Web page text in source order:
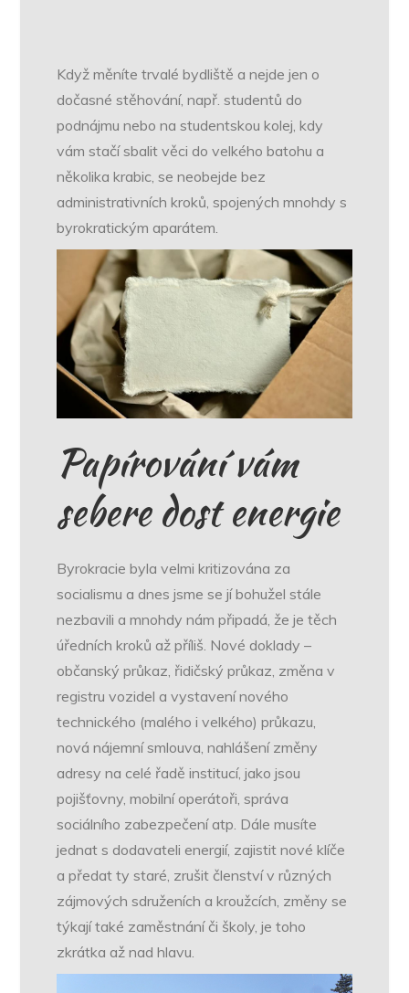
Když měníte trvalé bydliště a nejde jen o
dočasné stěhování, např. studentů do
podnájmu nebo na studentskou kolej, kdy
vám stačí sbalit věci do velkého batohu a
několika krabic, se neobejde bez
administrativních kroků, spojených mnohdy s
byrokratickým aparátem.
Papírování vám
sebere dost energie
Byrokracie byla velmi kritizována za
socialismu a dnes jsme se jí bohužel stále
nezbavili a mnohdy nám připadá, že je těch
úředních kroků až příliš. Nové doklady –
občanský průkaz, řidičský průkaz, změna v
registru vozidel a vystavení nového
technického (malého i velkého) průkazu,
nová nájemní smlouva, nahlášení změny
adresy na celé řadě institucí, jako jsou
pojišťovny, mobilní operátoři, správa
sociálního zabezpečení atp. Dále musíte
jednat s dodavateli energií, zajistit nové klíče
a předat ty staré, zrušit členství v různých
zájmových sdruženích a kroužcích, změny se
týkají také zaměstnání či školy, je toho
zkrátka až nad hlavu.